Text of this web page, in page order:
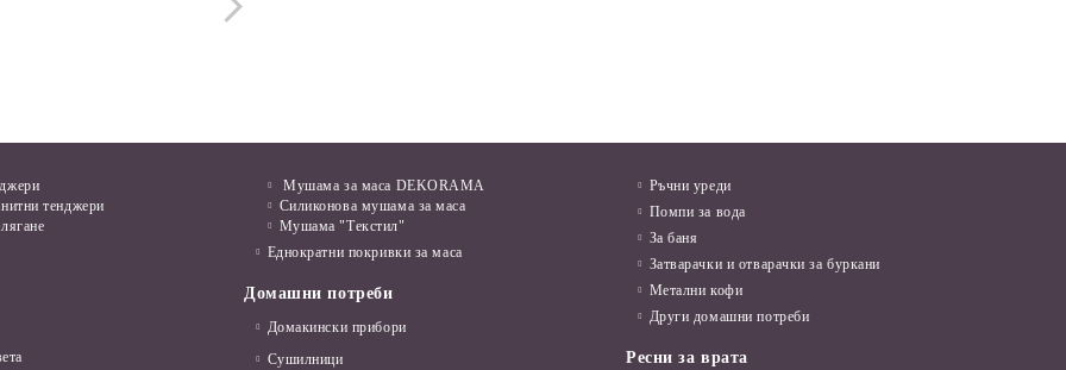
тенджери
Мушама за маса DEKORAMA
Силиконова мушама за маса
Мушама "Текстил"
Еднократни покривки за маса
Домашни потреби
Домакински прибори
Сушилници
Ръчни уреди
Помпи за вода
За баня
Затварачки и отварачки за буркани
Метални кофи
Други домашни потреби
Ресни за врата